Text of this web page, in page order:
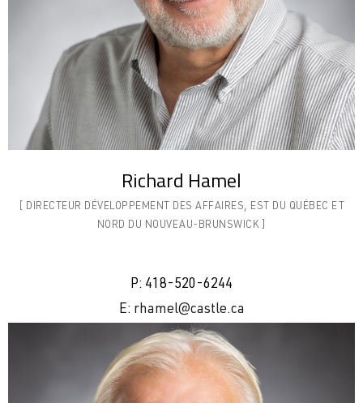
Richard Hamel
[ DIRECTEUR DÉVELOPPEMENT DES AFFAIRES, EST DU QUÉBEC ET
NORD DU NOUVEAU-BRUNSWICK ]
P: 418-520-6244
E: rhamel@castle.ca